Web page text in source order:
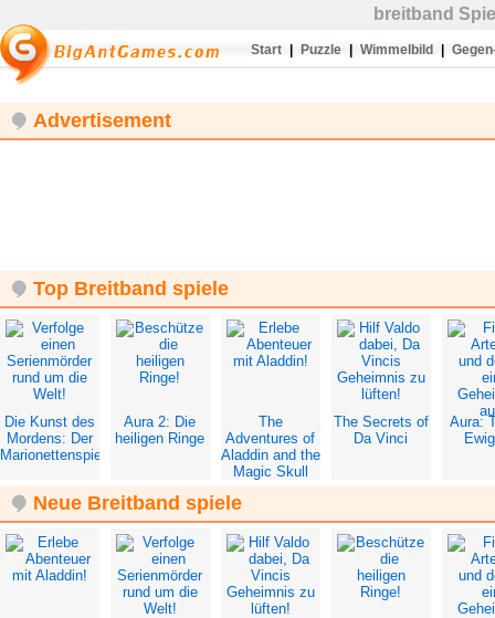
breitband
Start Puzzle Wimmelbild
Advertisement
Top Breitband spiele
Die Kunst des
Mordens: Der
Marionettenspieler
Aura 2: Die
heiligen Ringe
The
Adventures of
Aladdin and the
Magic Skull
The Secrets of
Da Vinci
Aura:
Neue Breitband spiele